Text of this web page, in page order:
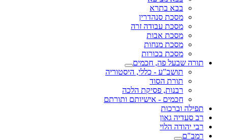
בבא בתרא
מסכת סנהדרין
מסכת עבודה זרה
מסכת אבות
מסכת מנחות
מסכת בכורות
תורה שבעל פה, חכמים
תושב"ע - כללי, היסטוריה
תורת הסוד
רבנות, פסיקת הלכה
חכמים - אישיותם ותורתם
תפילה וברכות
רב סעדיה גאון
רבי יהודה הלוי
רמב"ם